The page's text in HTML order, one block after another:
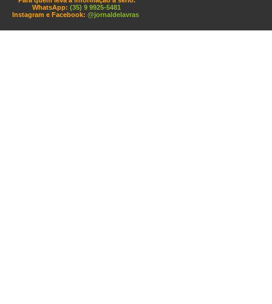
WhatsApp: (35) 9 9925-5481
Instagram e Facebook: @jornaldelavras